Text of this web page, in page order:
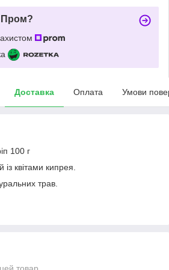
Пром?
Доставка Оплата Умови
100 г
квітами кипрея.
трав.
товар